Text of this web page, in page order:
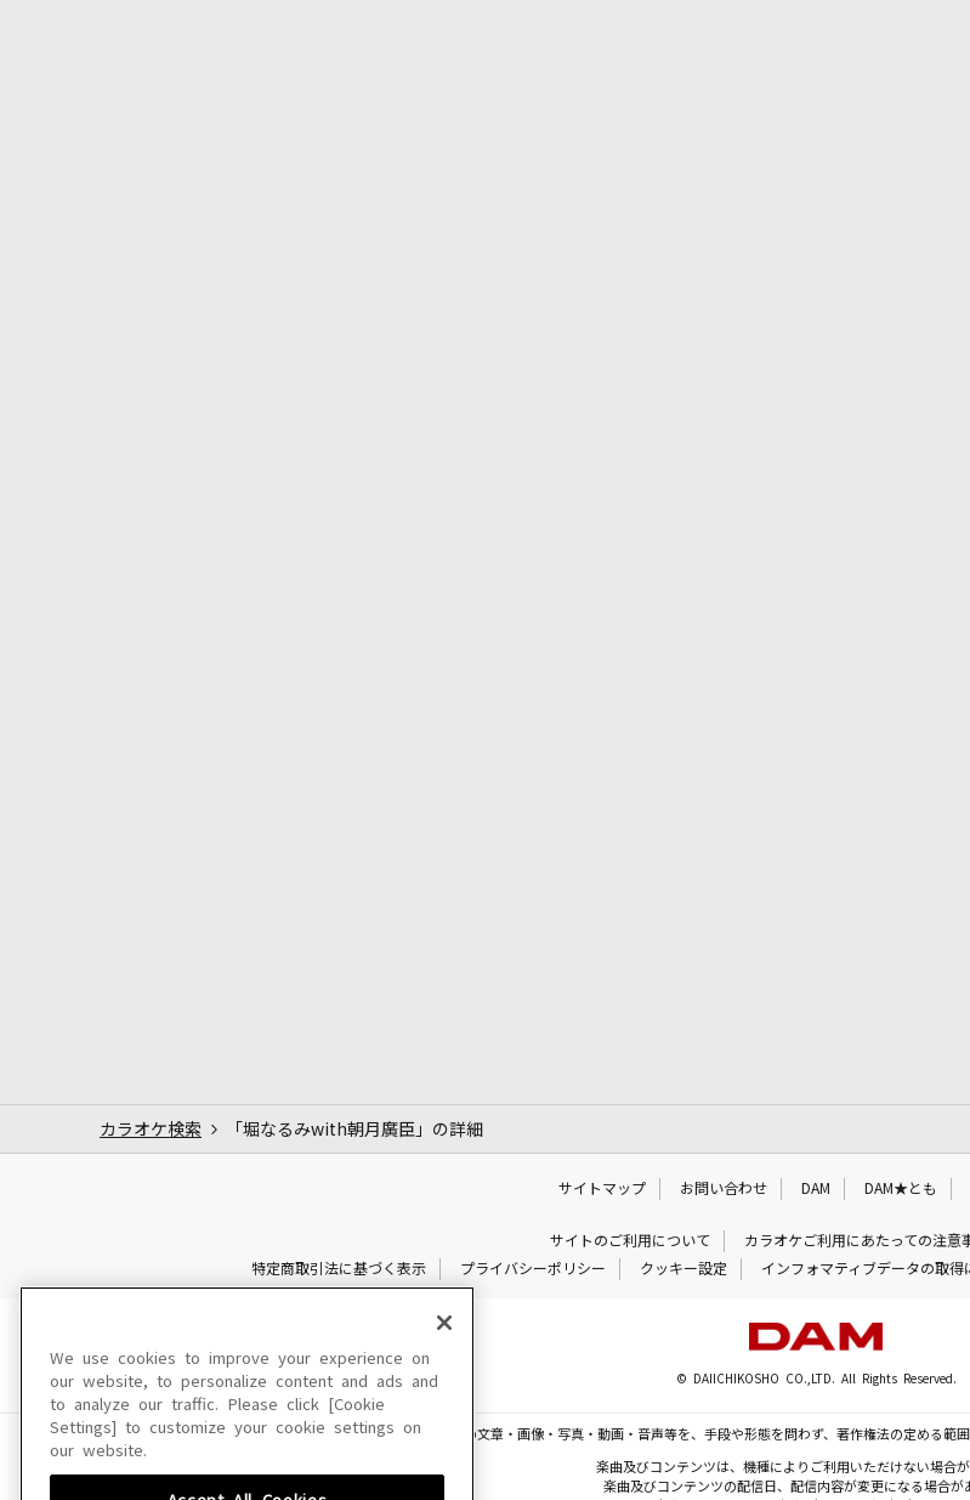
カラオケ検索 「堀なるみwith朝月廣臣」の詳細
サイトマップ お問い合わせ DAM DAM★とも
サイトのご利用について カラオケご利用にあたっての注意
特定商取引法に基づく表示
プライバシーポリシー クッキー設定 インフォマティブデータの取得
© DAIICHIKOSHO CO.,LTD. All Rights Reserved.
このサイトに掲載されている一切の文章・画像・写真・動画・音声等を、手段や形態を問わず、著作権法の定める範
楽曲及びコンテンツは、機種によりご利用いただけない場合が
楽曲及びコンテンツの配信日、配信内容が変更になる場合が
We use cookies to improve your experience on
our website, to personalize content and ads and
to analyze our traffic. Please click [Cookie
Settings] to customize your cookie settings on
our website.